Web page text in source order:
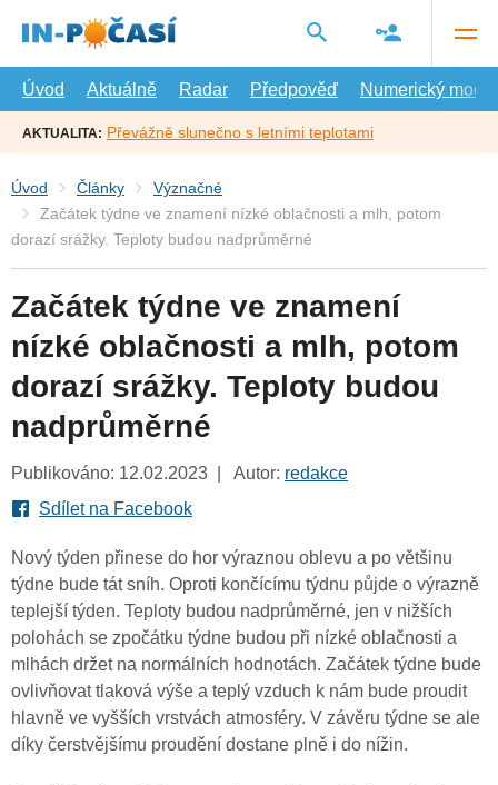
hlavní
Úvod
Aktuálně Radar Předpověď Numerický model
AKTUALITA: Převážně slunečno s letními teplotami
Úvod Články
Význačné
Začátek týdne ve znamení nízké oblačnosti a mlh, potom
dorazí srážky. Teploty budou nadprůměrné
Začátek týdne ve znamení
nízké oblačnosti a mlh, potom
dorazí srážky. Teploty budou
nadprůměrné
Publikováno: 12.02.2023 | Autor: redakce
Sdílet na Facebook
Nový týden přinese do hor výraznou oblevu a po většinu
týdne bude tát sníh. Oproti končícímu týdnu půjde o výrazně
teplejší týden. Teploty budou nadprůměrné, jen v nižších
polohách se zpočátku týdne budou při nízké oblačnosti a
mlhách držet na normálních hodnotách. Začátek týdne bude
ovlivňovat tlaková výše a teplý vzduch k nám bude proudit
hlavně ve vyšších vrstvách atmosféry. V závěru týdne se ale
díky čerstvějšímu proudění dostane plně i do nížin.